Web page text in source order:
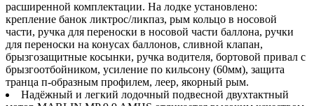
расширенной комплектации. На лодке установлено:
крепление банок ликтрос/ликпаз, рым кольцо в носовой
части, ручка для переноски в носовой части баллона, ручки
для переноски на конусах баллонов, сливной клапан,
брызгозащитные косынки, ручка водителя, бортовой привал с
брызгоотбойником, усиление по кильсону (60мм), защита
транца п-образным профилем, леер, якорный рым.
Надёжный и легкий лодочный подвесной двухтактный